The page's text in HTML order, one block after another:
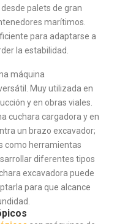
palets de gran
marítimos.
para adaptarse a
la estabilidad.
máquina
Muy utilizada en
y en obras viales.
cuchara cargadora y en
un brazo excavador;
como herramientas
diferentes tipos
excavadora puede
para que alcance